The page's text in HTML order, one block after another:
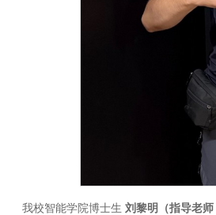
我校智能学院博士生 刘黎明（指导老